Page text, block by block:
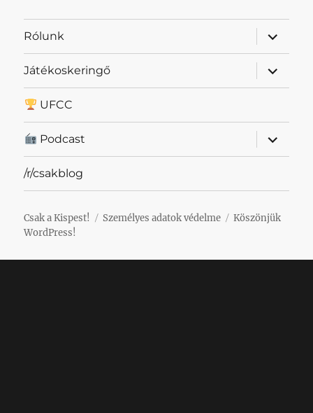
Rólunk
almenü
Játékoskeringő
almenü
UFCC
Podcast
almenü
/r/csakblog
Csak a Kispest! Személyes adatok védelme
Köszönjük
WordPress!